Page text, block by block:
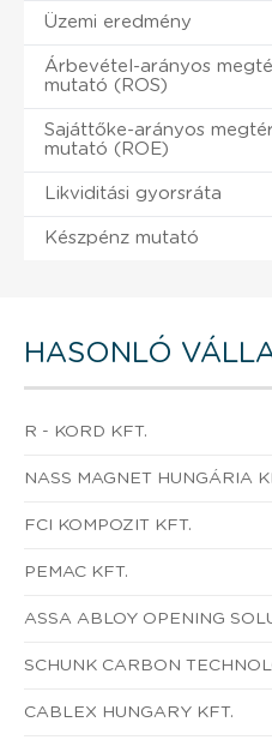
Üzemi eredmény
Árbevétel-arányos
mutató (ROS)
Sajáttőke-arányos
mutató (ROE)
Likviditási gyorsráta
Készpénz mutató
HASONLÓ
R - KORD KFT.
NASS MAGNET HUNGÁRIA
FCI KOMPOZIT KFT.
PEMAC KFT.
ASSA ABLOY OPENING
SCHUNK CARBON
CABLEX HUNGARY KFT.